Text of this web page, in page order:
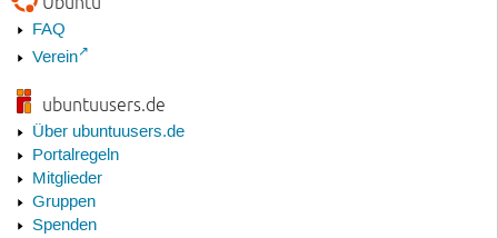
FAQ
Verein
ubuntuusers.de
Über ubuntuusers.de
Portalregeln
Mitglieder
Gruppen
Spenden